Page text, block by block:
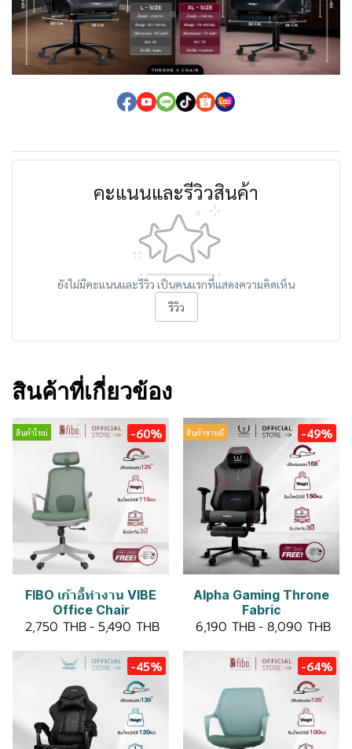
คะแนนและรีวิวสินค้า
ยังไม่มีคะแนนและรีวิว เป็นคนแรกที่แสดงความคิดเห็น
รีวิว
สินค้าที่เกี่ยวข้อง
สินค้าใหม่ -60%
FIBO เก้าอี้ทำงาน VIBE
Office Chair
2,750 THB- 5,490 THB
สินค้าขายดี -49%
Alpha Gaming Throne
Fabric
6,190 THB- 8,090 THB
-45% -64%